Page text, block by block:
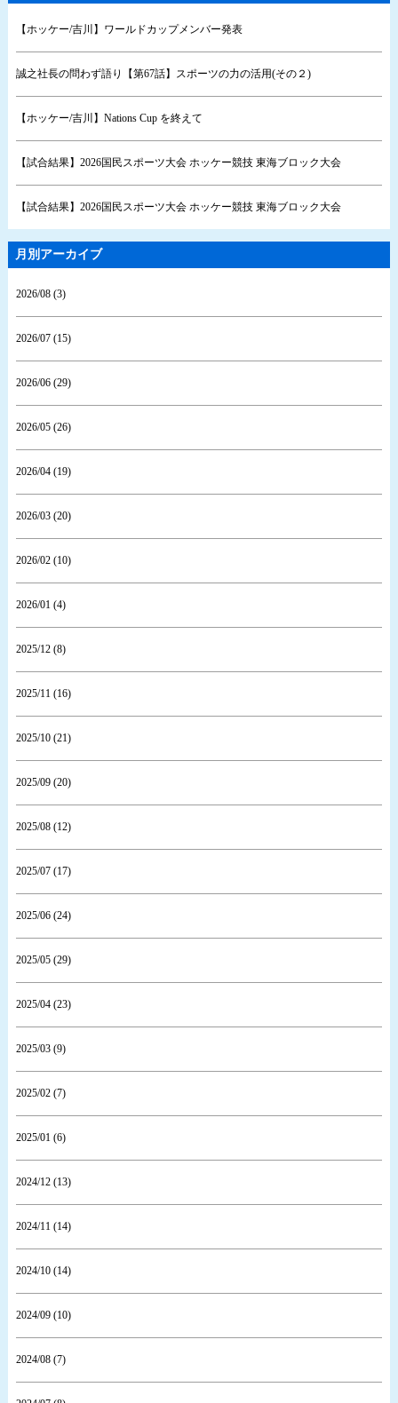
【ホッケー/吉川】ワールドカップメンバー発表
誠之社長の問わず語り【第67話】スポーツの力の活用(その２)
【ホッケー/吉川】Nations Cup を終えて
【試合結果】2026国民スポーツ大会 ホッケー競技 東海ブロック大会
【試合結果】2026国民スポーツ大会 ホッケー競技 東海ブロック大会
月別アーカイブ
2026/08 (3)
2026/07 (15)
2026/06 (29)
2026/05 (26)
2026/04 (19)
2026/03 (20)
2026/02 (10)
2026/01 (4)
2025/12 (8)
2025/11 (16)
2025/10 (21)
2025/09 (20)
2025/08 (12)
2025/07 (17)
2025/06 (24)
2025/05 (29)
2025/04 (23)
2025/03 (9)
2025/02 (7)
2025/01 (6)
2024/12 (13)
2024/11 (14)
2024/10 (14)
2024/09 (10)
2024/08 (7)